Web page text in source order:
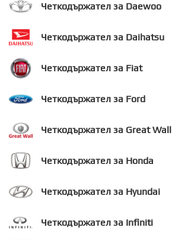
Четкодържател за Daewoo
Четкодържател за Daihatsu
Четкодържател за Fiat
Четкодържател за Ford
Четкодържател за Great Wall
Четкодържател за Honda
Четкодържател за Hyundai
Четкодържател за Infiniti